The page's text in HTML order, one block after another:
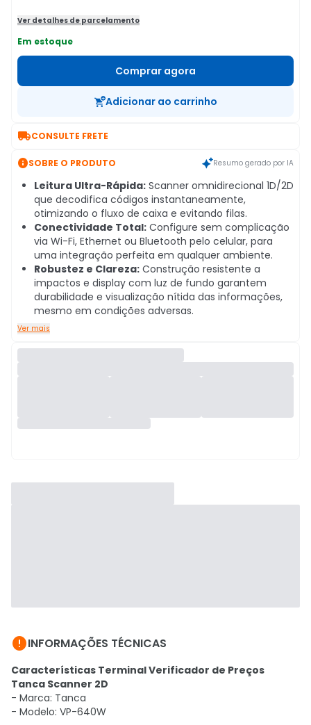
Ver detalhes de parcelamento
Em estoque
Comprar agora
Adicionar ao carrinho
CONSULTE FRETE
SOBRE O PRODUTO Resumo gerado por IA
Leitura Ultra-Rápida: Scanner omnidirecional 1D/2D
que decodifica códigos instantaneamente,
otimizando o fluxo de caixa e evitando filas.
Conectividade Total: Configure sem complicação
via Wi-Fi, Ethernet ou Bluetooth pelo celular, para
uma integração perfeita em qualquer ambiente.
Robustez e Clareza: Construção resistente a
impactos e display com luz de fundo garantem
durabilidade e visualização nítida das informações,
mesmo em condições adversas.
Ver mais
INFORMAÇÕES TÉCNICAS
Características Terminal Verificador de Preços
Tanca Scanner 2D
- Marca: Tanca
- Modelo: VP-640W